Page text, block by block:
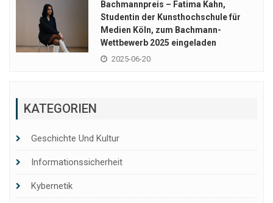
Bachmannpreis – Fatima Kahn,
Studentin der Kunsthochschule für
Medien Köln, zum Bachmann-
Wettbewerb 2025 eingeladen
2025-06-20
KATEGORIEN
Geschichte Und Kultur
Informationssicherheit
Kybernetik